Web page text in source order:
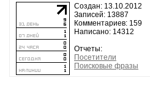
Создан: 13.10.2012
Записей: 13887
Комментариев: 159
Написано: 14312
Отчеты:
Посетители
Поисковые фразы